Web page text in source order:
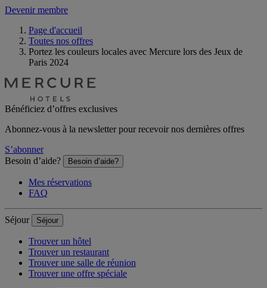
Devenir membre
Page d'accueil
Toutes nos offres
Portez les couleurs locales avec Mercure lors des Jeux de
Paris 2024
Bénéficiez d’offres exclusives
Abonnez-vous à la newsletter pour recevoir nos dernières offres
S’abonner
Besoin d’aide?
Besoin d’aide?
Mes réservations
FAQ
Séjour Séjour
Trouver un hôtel
Trouver un restaurant
Trouver une salle de réunion
Trouver une offre spéciale